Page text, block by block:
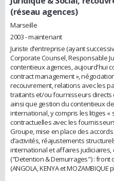
(réseau agences)
Marseille
2003 - maintenant
Juriste d’entreprise (ayant
Corporate Counsel, Responsable
contentieux agences, aujourd'hui
contract management »,
recouvrement, relations avec les
traitants et/ou fournisseurs directs
ainsi que gestion du contentieux
international, y compris les litiges «
contractuelles avec les
Groupe, mise en place des
d’activités, réajustements
international et affaires judiciaires,
("Detention & Demurrages") : front
(ANGOLA, KENYA et